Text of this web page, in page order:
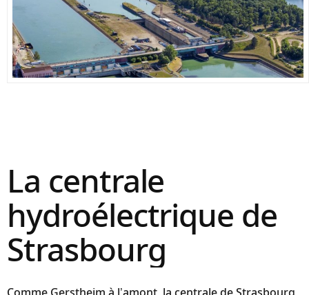
La centrale
hydroélectrique de
Strasbourg
Comme Gerstheim à l’amont, la centrale de Strasbourg